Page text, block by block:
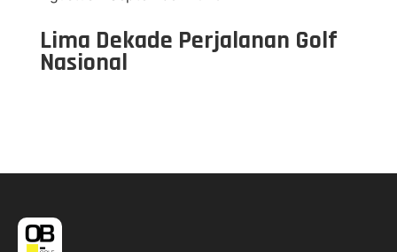
Lima Dekade Perjalanan Golf
Nasional